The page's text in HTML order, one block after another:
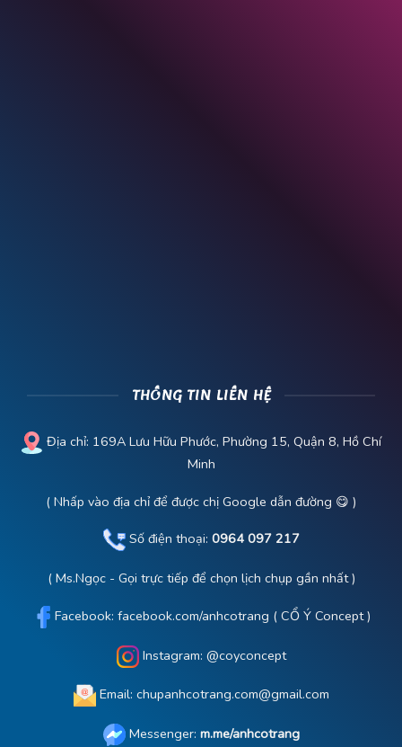
THÔNG TIN LIÊN HỆ
Địa chỉ: 169A Lưu Hữu Phước, Phường 15, Quận 8, Hồ Chí
Minh
( Nhấp vào địa chỉ để được chị Google dẫn đường 😋 )
Số điện thoại: 0964 097 217
( Ms.Ngọc - Gọi trực tiếp để chọn lịch chụp gần nhất )
Facebook: facebook.com/anhcotrang ( CỔ Ý Concept )
Instagram: @coyconcept
Email: chupanhcotrang.com@gmail.com
Messenger: m.me/anhcotrang